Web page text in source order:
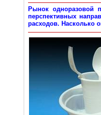
Рынок одноразовой
перспективных
расходов. Насколько